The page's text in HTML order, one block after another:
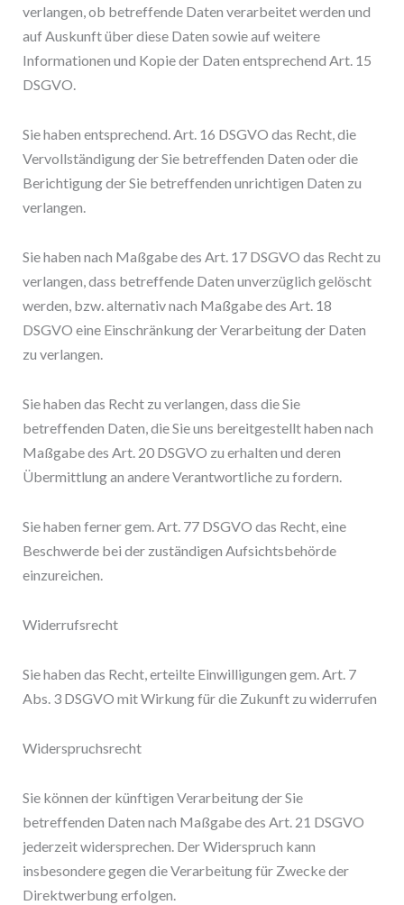
verlangen, ob betreffende Daten verarbeitet werden und
auf Auskunft über diese Daten sowie auf weitere
Informationen und Kopie der Daten entsprechend Art. 15
DSGVO.
Sie haben entsprechend. Art. 16 DSGVO das Recht, die
Vervollständigung der Sie betreffenden Daten oder die
Berichtigung der Sie betreffenden unrichtigen Daten zu
verlangen.
Sie haben nach Maßgabe des Art. 17 DSGVO das Recht zu
verlangen, dass betreffende Daten unverzüglich gelöscht
werden, bzw. alternativ nach Maßgabe des Art. 18
DSGVO eine Einschränkung der Verarbeitung der Daten
zu verlangen.
Sie haben das Recht zu verlangen, dass die Sie
betreffenden Daten, die Sie uns bereitgestellt haben nach
Maßgabe des Art. 20 DSGVO zu erhalten und deren
Übermittlung an andere Verantwortliche zu fordern.
Sie haben ferner gem. Art. 77 DSGVO das Recht, eine
Beschwerde bei der zuständigen Aufsichtsbehörde
einzureichen.
Widerrufsrecht
Sie haben das Recht, erteilte Einwilligungen gem. Art. 7
Abs. 3 DSGVO mit Wirkung für die Zukunft zu widerrufen
Widerspruchsrecht
Sie können der künftigen Verarbeitung der Sie
betreffenden Daten nach Maßgabe des Art. 21 DSGVO
jederzeit widersprechen. Der Widerspruch kann
insbesondere gegen die Verarbeitung für Zwecke der
Direktwerbung erfolgen.